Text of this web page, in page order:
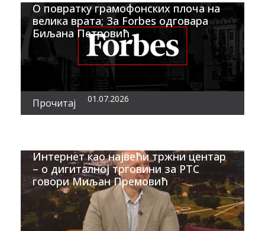
О повратку грамофонских плоча на
велика врата; За Forbes одговара
Биљана Петровић
Прочитај 01.07.2026
Интернет као највећи тржни центар
– о дигиталној трговини за РТС
говори Миљан Премовић